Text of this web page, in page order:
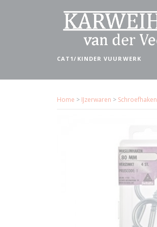
CAT1/KINDER VUURWERK
Home > IJzerwaren > Schroefhaken